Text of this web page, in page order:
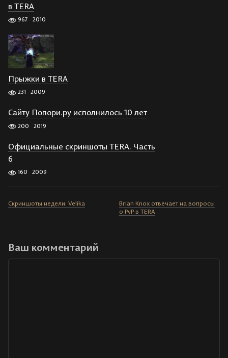
в TERA
967 2010
Прыжки в TERA
231 2009
Сайту Попори.ру исполнилось 10 лет
200 2019
Официальные скриншоты TERA. Часть
6
160 2009
Скриншоты недели: Velika
Brian Knox отвечает на вопросы
о PvP в TERA
Ваш комментарий